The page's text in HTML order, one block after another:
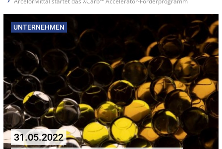
UNTERNEHMEN
31.05.2022